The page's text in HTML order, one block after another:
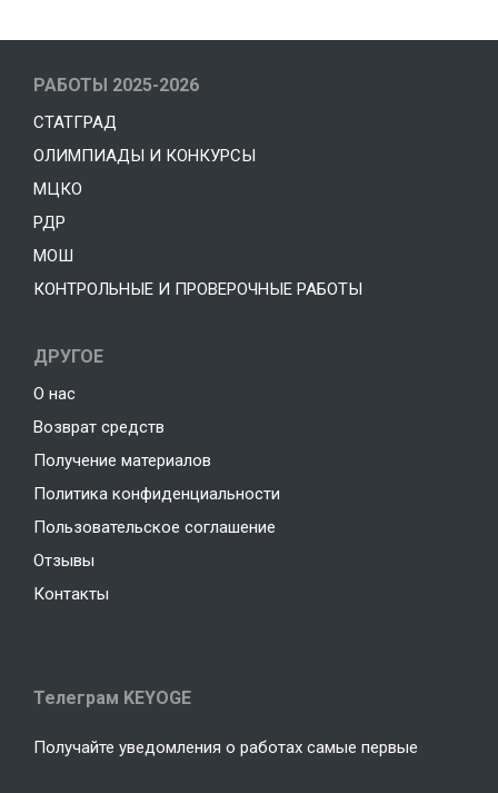
РАБОТЫ 2025-2026
СТАТГРАД
ОЛИМПИАДЫ И КОНКУРСЫ
МЦКО
РДР
МОШ
КОНТРОЛЬНЫЕ И ПРОВЕРОЧНЫЕ РАБОТЫ
ДРУГОЕ
О нас
Возврат средств
Получение материалов
Политика конфиденциальности
Пользовательское соглашение
Отзывы
Контакты
Телеграм KEYOGE
Получайте уведомления о работах самые первые